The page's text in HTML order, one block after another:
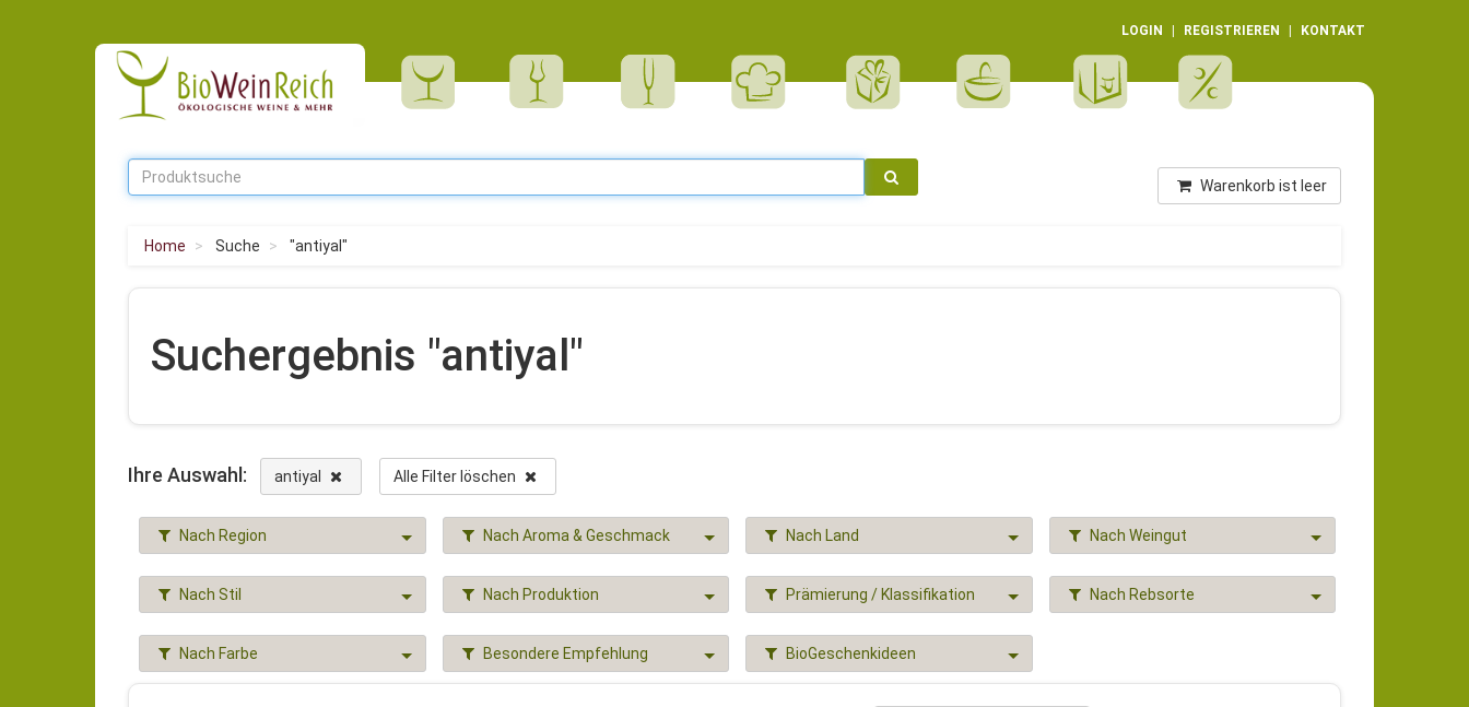
LOGIN REGISTRIEREN KONTAKT
Warenkorb ist leer
Home Suche "antiyal"
Suchergebnis "antiyal"
Ihre Auswahl: antiyal Alle Filter löschen
Nach Region Nach Aroma & Geschmack Nach Land Nach Weingut
Nach Stil Nach Produktion Prämierung / Klassifikation Nach Rebsorte
Nach Farbe Besondere Empfehlung BioGeschenkideen